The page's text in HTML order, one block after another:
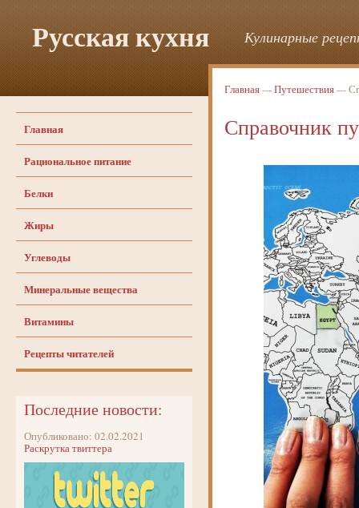
Русская кухня Кулинарные
Главная
Рациональное питание
Белки
Жиры
Углеводы
Минеральные вещества
Витамины
Рецепты читателей
Последние новости:
Опубликовано: 02.02.2021
Раскрутка твиттера
Главная---Путешествия---
Справочник